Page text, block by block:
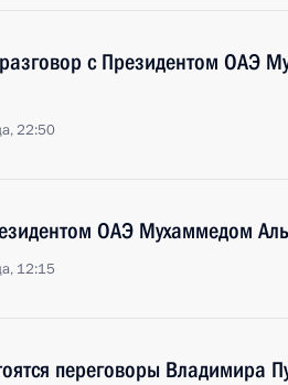
с Президентом ОАЭ
22:50
ОАЭ Мухаммедом
12:15
переговоры Владимира